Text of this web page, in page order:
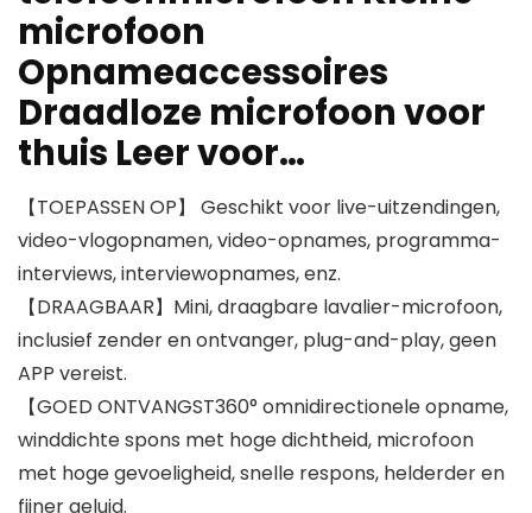
microfoon
Opnameaccessoires
Draadloze microfoon voor
thuis Leer voor…
【TOEPASSEN OP】 Geschikt voor live-uitzendingen,
video-vlogopnamen, video-opnames, programma-
interviews, interviewopnames, enz.
【DRAAGBAAR】Mini, draagbare lavalier-microfoon,
inclusief zender en ontvanger, plug-and-play, geen
APP vereist.
【GOED ONTVANGST360° omnidirectionele opname,
winddichte spons met hoge dichtheid, microfoon
met hoge gevoeligheid, snelle respons, helderder en
fijner geluid.